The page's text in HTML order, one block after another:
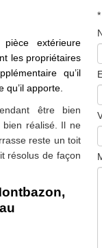
extérieure
les propriétaires
qu’il
qu’il apporte.
être bien
bien réalisé. Il ne
reste un toit
résolus de façon
*